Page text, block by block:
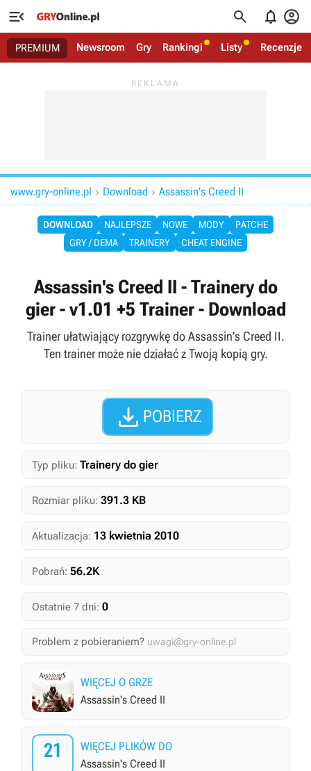
   
PREMIUM Newsroom Gry Rankingi Listy Recenzje
www.gry-online.pl  Download  Assassin's Creed II
DOWNLOAD NAJLEPSZE NOWE MODY
PATCHE
GRY / DEMA
TRAINERY CHEAT ENGINE
Assassin's Creed II - Trainery do
gier - v1.01 +5 Trainer - Download
Trainer ułatwiający rozgrywkę do Assassin's Creed II.
Ten trainer może nie działać z Twoją kopią gry.
 POBIERZ
Typ pliku: Trainery do gier
Rozmiar pliku: 391.3 KB
Aktualizacja: 13 kwietnia 2010
Pobrań: 56.2K
Ostatnie 7 dni: 0
Problem z pobieraniem? uwagi@gry-online.pl
WIĘCEJ O GRZE
Assassin's Creed II
21
WIĘCEJ PLIKÓW DO
Assassin's Creed II